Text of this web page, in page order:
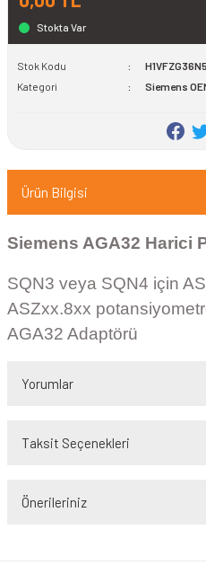
Stokta Var
Stok Kodu
H1VFZG36N5
Kategori
Siemens
Ürün Bilgisi
Siemens AGA32 Harici
SQN3 veya SQN4 için
ASZxx.8xx
AGA32 Adaptörü
Yorumlar
Taksit Seçenekleri
Önerileriniz